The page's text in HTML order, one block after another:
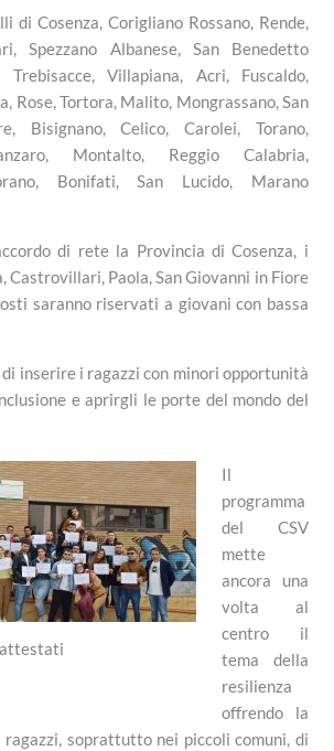
di Cosenza, Corigliano Rossano, Rende,
Spezzano Albanese, San Benedetto
Trebisacce, Villapiana, Acri, Fuscaldo,
Rose, Tortora, Malito, Mongrassano, San
Bisignano, Celico, Carolei, Torano,
Montalto, Reggio Calabria,
Bonifati, San Lucido, Marano
di rete la Provincia di Cosenza, i
Castrovillari, Paola, San Giovanni in Fiore
saranno riservati a giovani con bassa
inserire i ragazzi con minori opportunità
e aprirgli le porte del mondo del
attestati
Il
programma
del CSV
mette
ancora una
volta al
centro il
tema della
resilienza
offrendo la
soprattutto nei piccoli comuni, di